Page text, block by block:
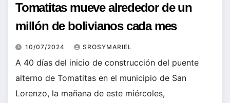
Tomatitas mueve alrededor de un
millón de bolivianos cada mes
10/07/2024 SROSYMARIEL
A 40 días del inicio de construcción del puente
alterno de Tomatitas en el municipio de San
Lorenzo, la mañana de este miércoles,